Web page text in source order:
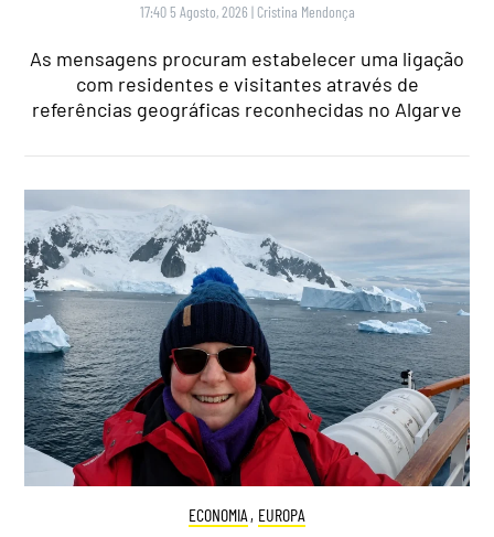
17:40 5 Agosto, 2026 | Cristina Mendonça
As mensagens procuram estabelecer uma ligação
com residentes e visitantes através de
referências geográficas reconhecidas no Algarve
ECONOMIA , EUROPA